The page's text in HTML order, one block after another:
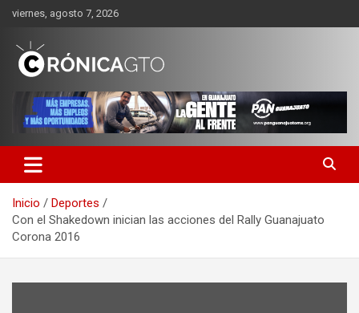
Saltar
contenido
viernes, agosto 7, 2026
CRONICA GUANAJUATO
Inicio
Deportes
Con el Shakedown inician las acciones del Rally Guanajuato
Corona 2016